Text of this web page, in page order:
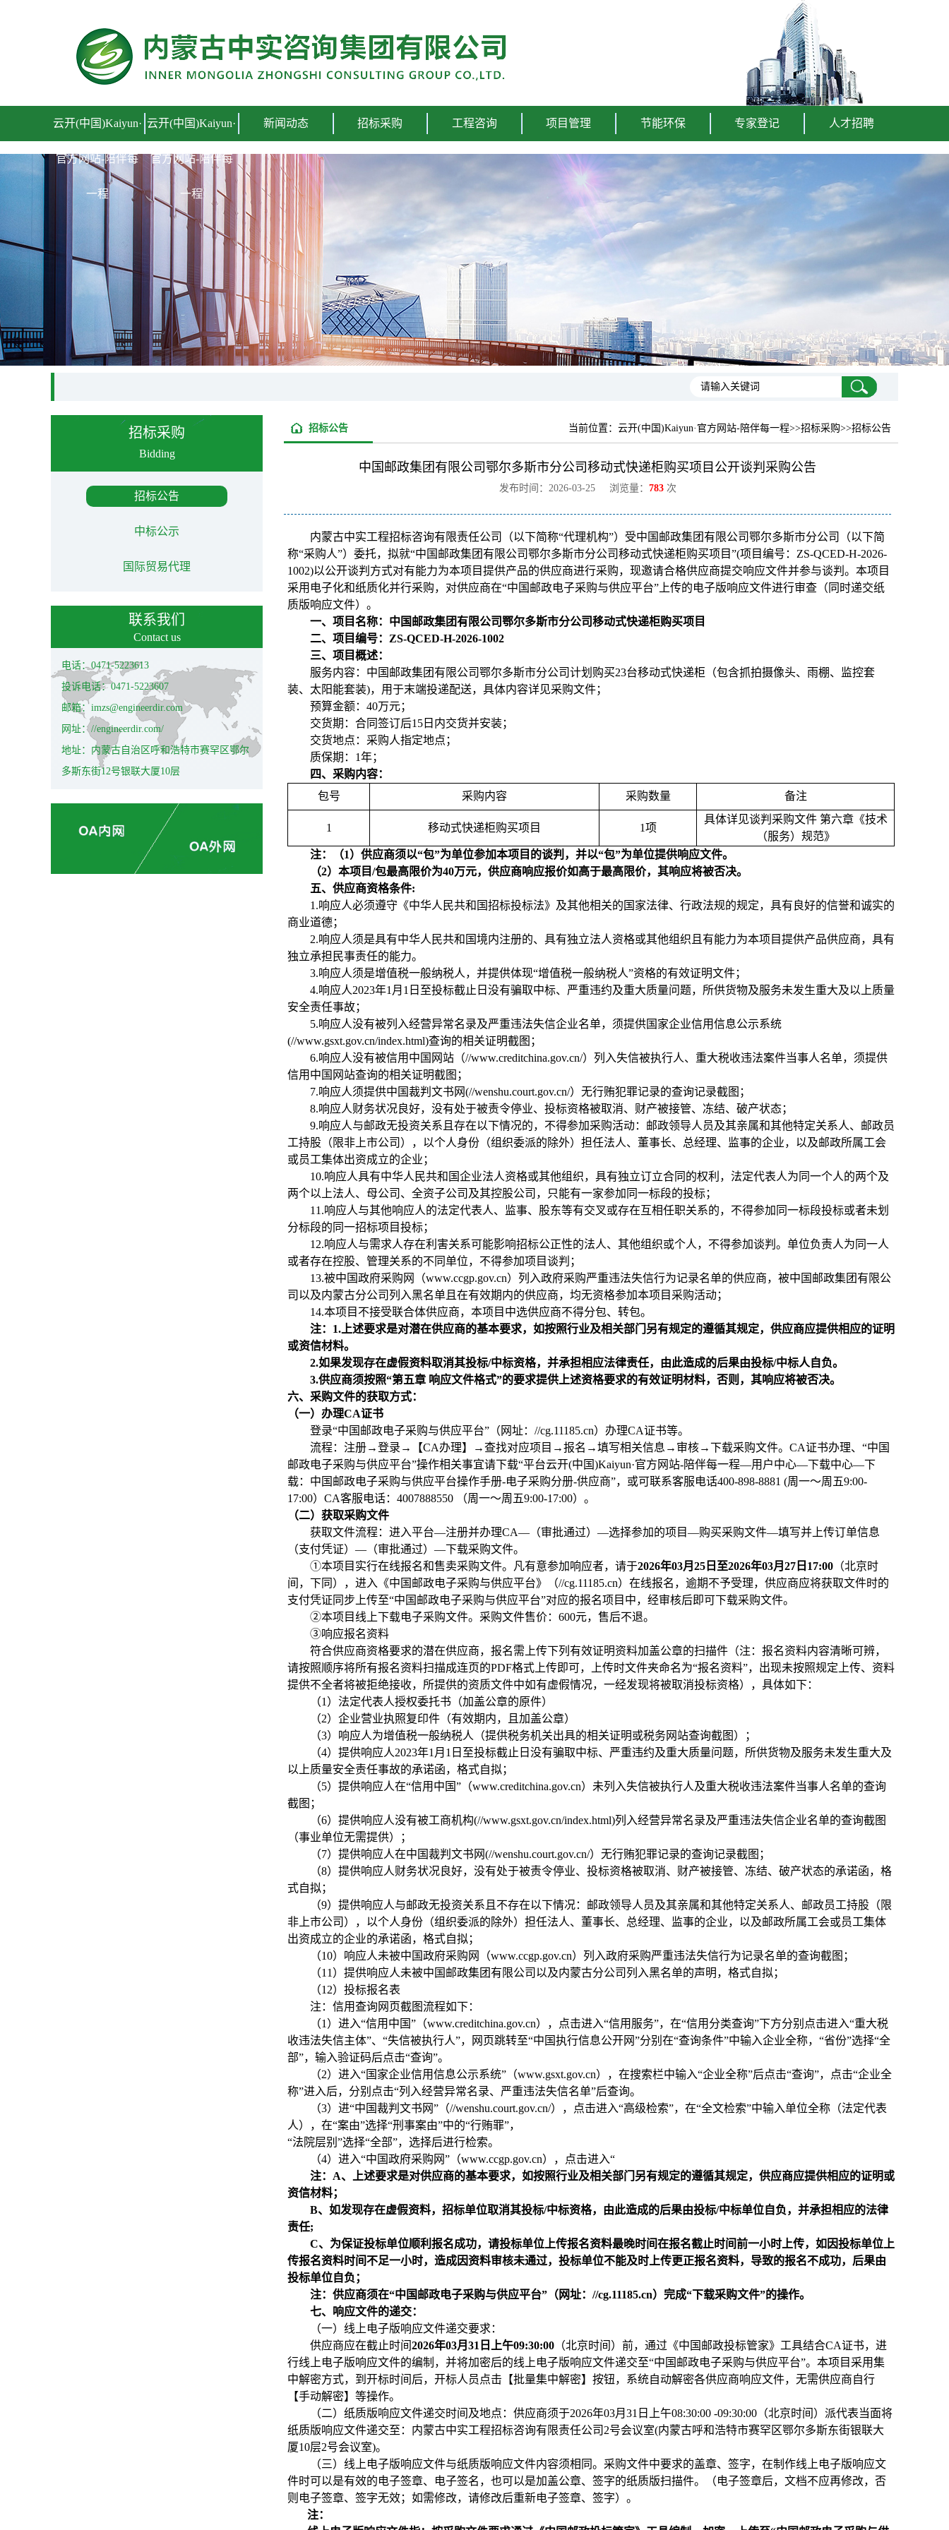
云开(中国)Kaiyun·
官方网站-陪伴每
一程
云开(中国)Kaiyun·
官方网站-陪伴每
一程
新闻动态 招标采购 工程咨询 项目管理 节能环保 专家登记 人才招聘
招标采购
Bidding
招标公告
中标公示
国际贸易代理
联系我们
Contact us
电话：0471-5223613
投诉电话：0471-5223607
邮箱：imzs@engineerdir.com
网址：//engineerdir.com/
地址：内蒙古自治区呼和浩特市赛罕区鄂尔
多斯东街12号银联大厦10层
当前位置： 云开(中国)Kaiyun·官方网站-陪伴每一程>>招标采购>>招标公告
招标公告
中国邮政集团有限公司鄂尔多斯市分公司移动式快递柜购买项目公开谈判采购公告
发布时间：2026-03-25 浏览量： 783次
内蒙古中实工程招标咨询有限责任公司（以下简称“代理机构”）受中国邮政集团有限公司鄂尔多斯市分公司（以下简
称“采购人”）委托，拟就“中国邮政集团有限公司鄂尔多斯市分公司移动式快递柜购买项目”(项目编号：ZS-QCED-H-2026-
1002)以公开谈判方式对有能力为本项目提供产品的供应商进行采购，现邀请合格供应商提交响应文件并参与谈判。本项目
采用电子化和纸质化并行采购，对供应商在“中国邮政电子采购与供应平台”上传的电子版响应文件进行审查（同时递交纸
质版响应文件）。
一、 项目名称：中国邮政集团有限公司鄂尔多斯市分公司移动式快递柜购买项目
二、项目编号：ZS-QCED-H-2026-1002
三、项目概述：
服务内容：中国邮政集团有限公司鄂尔多斯市分公司计划购买23台移动式快递柜（包含抓拍摄像头、雨棚、监控套
装、太阳能套装)，用于末端投递配送，具体内容详见采购文件；
预算金额：40万元；
交货期：合同签订后15日内交货并安装；
交货地点：采购人指定地点；
质保期：1年；
四、采购内容：
包号
采购内容 采购数量 备注
1 移动式快递柜购买项目 1项
具体详见谈判采购文件 第六章《技术
（服务）规范》
注：（1）供应商须以“包”为单位参加本项目的谈判，并以“包”为单位提供响应文件。
（2） 本项目/包最高限价为40万元，供应商响应报价如高于最高限价，其响应将被否决。
五、供应商资格条件:
1.响应人必须遵守《中华人民共和国招标投标法》及其他相关的国家法律、行政法规的规定，具有良好的信誉和诚实的
商业道德；
2.响应人须是具有中华人民共和国境内注册的、具有独立法人资格或其他组织且有能力为本项目提供产品供应商，具有
独立承担民事责任的能力。
3.响应人须是增值税一般纳税人，并提供体现“增值税一般纳税人”资格的有效证明文件；
4.响应人2023年1月1日至投标截止日没有骗取中标、严重违约及重大质量问题，所供货物及服务未发生重大及以上质量
安全责任事故；
5.响应人没有被列入经营异常名录及严重违法失信企业名单，须提供国家企业信用信息公示系统
(//www.gsxt.gov.cn/index.html)查询的相关证明截图；
6.响应人没有被信用中国网站（//www.creditchina.gov.cn/）列入失信被执行人、重大税收违法案件当事人名单，须提供
信用中国网站查询的相关证明截图；
7.响应人须提供中国裁判文书网(//wenshu.court.gov.cn/）无行贿犯罪记录的查询记录截图；
8.响应人财务状况良好，没有处于被责令停业、投标资格被取消、财产被接管、冻结、破产状态；
9.响应人与邮政无投资关系且存在以下情况的，不得参加采购活动：邮政领导人员及其亲属和其他特定关系人、邮政员
工持股（限非上市公司），以个人身份（组织委派的除外）担任法人、董事长、总经理、监事的企业，以及邮政所属工会
或员工集体出资成立的企业；
10.响应人具有中华人民共和国企业法人资格或其他组织，具有独立订立合同的权利，法定代表人为同一个人的两个及
两个以上法人、母公司、全资子公司及其控股公司，只能有一家参加同一标段的投标；
11.响应人与其他响应人的法定代表人、监事、股东等有交叉或存在互相任职关系的，不得参加同一标段投标或者未划
分标段的同一招标项目投标；
12.响应人与需求人存在利害关系可能影响招标公正性的法人、其他组织或个人，不得参加谈判。单位负责人为同一人
或者存在控股、管理关系的不同单位，不得参加项目谈判；
13.被中国政府采购网（www.ccgp.gov.cn）列入政府采购严重违法失信行为记录名单的供应商，被中国邮政集团有限公
司以及内蒙古分公司列入黑名单且在有效期内的供应商，均无资格参加本项目采购活动；
14.本项目不接受联合体供应商，本项目中选供应商不得分包、转包。
注：1.上述要求是对潜在供应商的基本要求，如按照行业及相关部门另有规定的遵循其规定，供应商应提供相应的证明
或资信材料。
2.如果发现存在虚假资料取消其投标/中标资格，并承担相应法律责任，由此造成的后果由投标/中标人自负。
3.供应商须按照“第五章 响应文件格式”的要求提供上述资格要求的有效证明材料，否则，其响应将被否决。
六、采购文件的获取方式：
（一）办理CA证书
登录“中国邮政电子采购与供应平台”（网址：//cg.11185.cn）办理CA证书等。
流程：注册→登录→【CA办理】→查找对应项目→报名→填写相关信息→审核→下载采购文件。CA证书办理、“中国
邮政电子采购与供应平台”操作相关事宜请下载“平台云开(中国)Kaiyun·官方网站-陪伴每一程—用户中心—下载中心—下
载：中国邮政电子采购与供应平台操作手册-电子采购分册-供应商”，或可联系客服电话400-898-8881 (周一～周五9:00-
17:00） CA客服电话：4007888550 （周一～周五9:00-17:00） 。
（二）获取采购文件
获取文件流程：进入平台—注册并办理CA—（审批通过）—选择参加的项目—购买采购文件—填写并上传订单信息
（支付凭证）—（审批通过）—下载采购文件。
①本项目实行在线报名和售卖采购文件。凡有意参加响应者，请于2026年03月25日至2026年03月27日17:00 （北京时
间，下同），进入《中国邮政电子采购与供应平台》（//cg.11185.cn）在线报名，逾期不予受理，供应商应将获取文件时的
支付凭证同步上传至“中国邮政电子采购与供应平台”对应的报名项目中，经审核后即可下载采购文件。
②本项目线上下载电子采购文件。采购文件售价：600元，售后不退。
③响应报名资料
符合供应商资格要求的潜在供应商，报名需上传下列有效证明资料加盖公章的扫描件（注：报名资料内容清晰可辨，
请按照顺序将所有报名资料扫描成连页的PDF格式上传即可，上传时文件夹命名为“报名资料”，出现未按照规定上传、资料
提供不全者将被拒绝接收，所提供的资质文件中如有虚假情况，一经发现将被取消投标资格），具体如下：
（1）法定代表人授权委托书（加盖公章的原件）
（2）企业营业执照复印件（有效期内，且加盖公章）
（3）响应人为增值税一般纳税人（提供税务机关出具的相关证明或税务网站查询截图）；
（4）提供响应人2023年1月1日至投标截止日没有骗取中标、严重违约及重大质量问题，所供货物及服务未发生重大及
以上质量安全责任事故的承诺函，格式自拟；
（5）提供响应人在“信用中国”（www.creditchina.gov.cn）未列入失信被执行人及重大税收违法案件当事人名单的查询
截图；
（6）提供响应人没有被工商机构(//www.gsxt.gov.cn/index.html)列入经营异常名录及严重违法失信企业名单的查询截图
（事业单位无需提供）；
（7）提供响应人在中国裁判文书网(//wenshu.court.gov.cn/）无行贿犯罪记录的查询记录截图；
（8）提供响应人财务状况良好，没有处于被责令停业、投标资格被取消、财产被接管、冻结、破产状态的承诺函，格
式自拟；
（9）提供响应人与邮政无投资关系且不存在以下情况：邮政领导人员及其亲属和其他特定关系人、邮政员工持股（限
非上市公司），以个人身份（组织委派的除外）担任法人、董事长、总经理、监事的企业，以及邮政所属工会或员工集体
出资成立的企业的承诺函，格式自拟；
（10）响应人未被中国政府采购网（www.ccgp.gov.cn）列入政府采购严重违法失信行为记录名单的查询截图；
（11）提供响应人未被中国邮政集团有限公司以及内蒙古分公司列入黑名单的声明，格式自拟；
（12）投标报名表
注：信用查询网页截图流程如下：
（1）进入“信用中国”（www.creditchina.gov.cn），点击进入“信用服务”，在“信用分类查询”下方分别点击进入“重大税
收违法失信主体”、“失信被执行人”，网页跳转至“中国执行信息公开网”分别在“查询条件”中输入企业全称，“省份”选择“全
部”，输入验证码后点击“查询”。
（2）进入“国家企业信用信息公示系统”（www.gsxt.gov.cn），在搜索栏中输入“企业全称”后点击“查询”，点击“企业全
称”进入后，分别点击“列入经营异常名录、严重违法失信名单”后查询。
（3）进“中国裁判文书网”（//wenshu.court.gov.cn/），点击进入“高级检索”，在“全文检索”中输入单位全称（法定代表
人），在“案由”选择“刑事案由”中的“行贿罪”，
“法院层别”选择“全部”，选择后进行检索。
（4）进入“中国政府采购网”（www.ccgp.gov.cn），点击进入“
注：A、上述要求是对供应商的基本要求，如按照行业及相关部门另有规定的遵循其规定，供应商应提供相应的证明或
资信材料；
B、如发现存在虚假资料，招标单位取消其投标/中标资格，由此造成的后果由投标/中标单位自负，并承担相应的法律
责任;
C、为保证投标单位顺利报名成功，请投标单位上传报名资料最晚时间在报名截止时间前一小时上传，如因投标单位上
传报名资料时间不足一小时，造成因资料审核未通过，投标单位不能及时上传更正报名资料，导致的报名不成功，后果由
投标单位自负；
注：供应商须在“中国邮政电子采购与供应平台”（网址：//cg.11185.cn）完成“下载采购文件”的操作。
七、响应文件的递交：
（一）线上电子版响应文件递交要求：
供应商应在截止时间2026年03月31日上午09:30:00 （北京时间）前，通过《中国邮政投标管家》工具结合CA证书，进
行线上电子版响应文件的编制，并将加密后的线上电子版响应文件递交至“中国邮政电子采购与供应平台”。本项目采用集
中解密方式，到开标时间后，开标人员点击【批量集中解密】按钮，系统自动解密各供应商响应文件，无需供应商自行
【手动解密】等操作。
（二） 纸质版响应文件递交时间及地点：供应商须于2026年03月31日上午08:30:00 -09:30:00（北京时间）派代表当面将
纸质版响应文件递交至：内蒙古中实工程招标咨询有限责任公司2号会议室(内蒙古呼和浩特市赛罕区鄂尔多斯东街银联大
厦10层2号会议室)。
（三）线上电子版响应文件与纸质版响应文件内容须相同。采购文件中要求的盖章、签字，在制作线上电子版响应文
件时可以是有效的电子签章、电子签名，也可以是加盖公章、签字的纸质版扫描件。（电子签章后，文档不应再修改，否
则电子签章、签字无效；如需修改，请修改后重新电子签章、签字）。
注：